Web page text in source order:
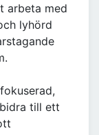
arbeta med
lyhörd
till ett